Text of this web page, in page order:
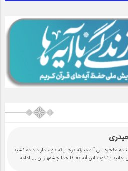
مغجزه این آیه مبارکه درجاییکه دوستدارید دیده نشید
باتلاوت ابن آیه دقیقا خدا چشمهارا ن ... ادامه